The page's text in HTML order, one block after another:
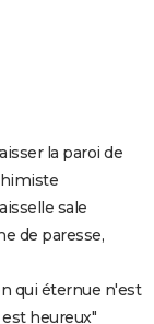
la paroi de
sale
de paresse,
qui éternue n'est
heureux"